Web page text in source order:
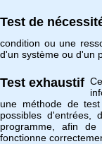
Test de
condition ou une
d'un système ou d'un
Test exhaustif
une méthode de
possibles d'entrées,
programme, afin
fonctionne